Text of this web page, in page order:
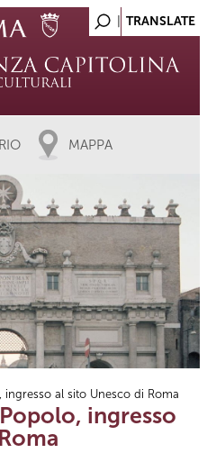
MAPPA
ingresso al sito Unesco di Roma
ingresso